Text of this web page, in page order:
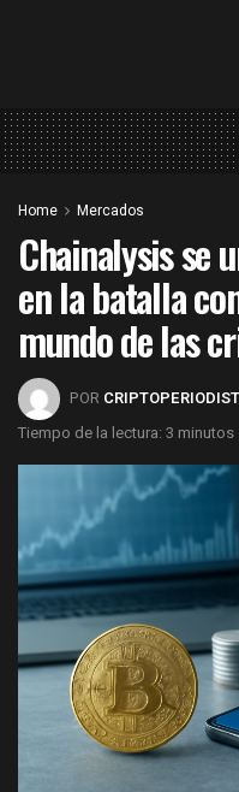
Home Mercados
Chainalysis se
en la batalla
mundo de las
POR
Tiempo de la lectura: 3 minutos